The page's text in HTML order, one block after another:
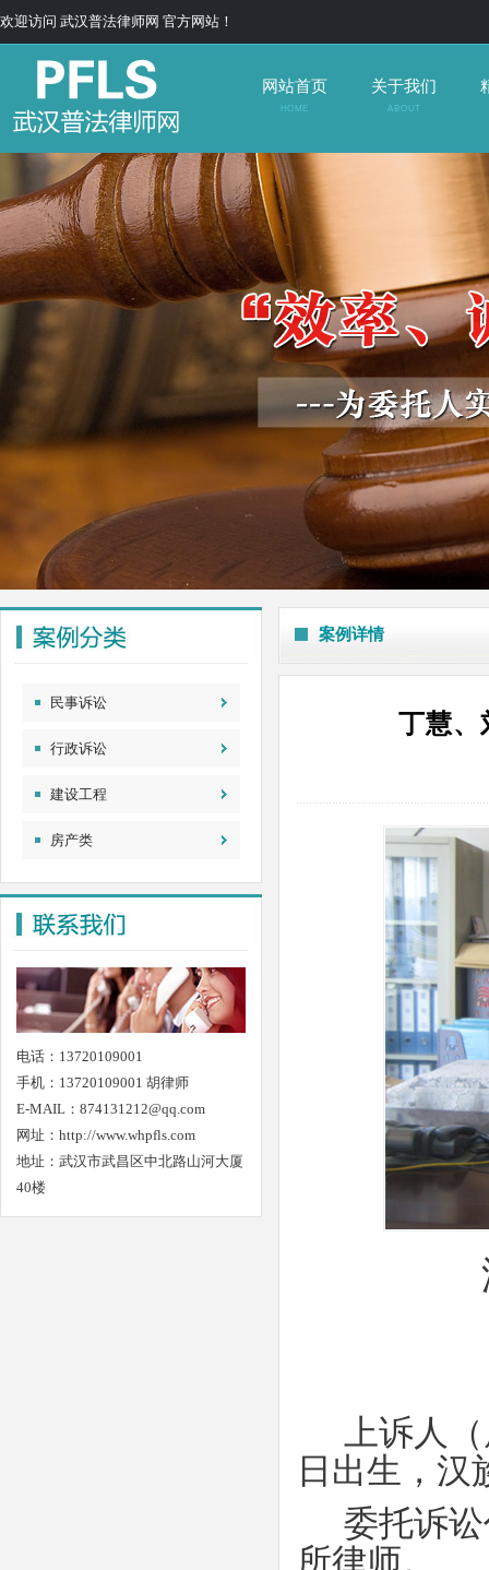
欢迎访问 武汉普法律师网 官方网站！
网站首页
HOME
关于我们
ABOUT
民事诉讼
行政诉讼
建设工程
房产类
电话：13720109001
手机：13720109001 胡律师
E-MAIL：874131212@qq.com
网址： http://www.whpfls.com
地址：武汉市武昌区中北路山河大厦
40楼
案例详情
丁慧、
上诉人
日出生，汉
委托诉
所律师。